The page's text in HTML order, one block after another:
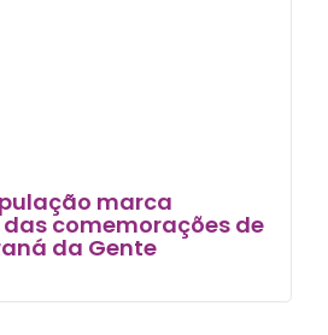
marca
comemorações de
da Gente